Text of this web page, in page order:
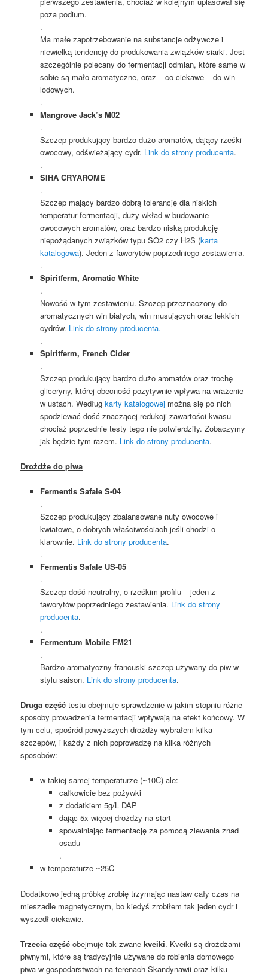
poza podium.
.
Ma małe zapotrzebowanie na substancje odżywcze i
niewielką tendencję do produkowania związków siarki. Jest
szczególnie polecany do fermentacji odmian, które same w
sobie są mało aromatyczne, oraz – co ciekawe – do win
lodowych.
.
Mangrove Jack’s M02
.
Szczep produkujący bardzo dużo aromatów, dający rześki
owocowy, odświeżający cydr. Link do strony producenta.
.
SIHA CRYAROME
.
Szczep mający bardzo dobrą tolerancję dla niskich
temperatur fermentacji, duży wkład w budowanie
owocowych aromatów, oraz bardzo niską produkcję
niepożądanych związków typu SO2 czy H2S (karta
katalogowa). Jeden z faworytów poprzedniego zestawienia.
.
Spiritferm, Aromatic White
.
Nowość w tym zestawieniu. Szczep przeznaczony do
aromatycznych win białych, win musujących oraz lekkich
cydrów. Link do strony producenta.
.
Spiritferm, French Cider
.
Szczep produkujący bardzo dużo aromatów oraz trochę
gliceryny, której obecność pozytywnie wpływa na wrażenie
w ustach. Według karty katalogowejmożna się po nich
spodziewać dość znaczącej redukcji zawartości kwasu –
chociaż poprzednie testy tego nie potwierdziły. Zobaczymy
jak będzie tym razem. Link do strony producenta.
Drożdże do piwa
Fermentis Safale S-04
.
Szczep produkujący zbalansowane nuty owocowe i
kwiatowe, o dobrych właściwościach jeśli chodzi o
klarownie. Link do strony producenta.
.
Fermentis Safale US-05
.
Szczep dość neutralny, o rześkim profilu – jeden z
faworytów poprzedniego zestawienia. Link do strony
producenta.
.
Fermentum Mobile FM21
.
Bardzo aromatyczny francuski szczep używany do piw w
stylu saison. Link do strony producenta.
Druga część testu obejmuje sprawdzenie w jakim stopniu różne
sposoby prowadzenia fermentacji wpływają na efekt końcowy. W
tym celu, spośród powyższych drożdży wybrałem kilka
szczepów, i każdy z nich poprowadzę na kilka różnych
sposobów:
w takiej samej temperaturze (~10C) ale:
całkowicie bez pożywki
z dodatkiem 5g/L DAP
dając 5x więcej drożdży na start
spowalniając fermentację za pomocą zlewania znad
osadu
.
w temperaturze ~25C
Dodatkowo jedną próbkę zrobię trzymając nastaw cały czas na
mieszadle magnetycznym, bo kiedyś zrobiłem tak jeden cydr i
wyszedł ciekawie.
Trzecia część obejmuje tak zwanekveiki. Kveiki są drożdżami
piwnymi, które są tradycyjnie używane do robienia domowego
piwa w gospodarstwach na terenach Skandynawii oraz kilku